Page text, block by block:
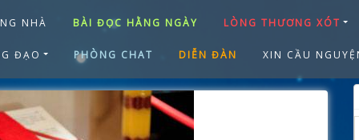
NHÀ BÀI ĐỌC HẰNG NGÀY LÒNG THƯƠNG XÓT
ĐẠO PHÒNG CHAT DIỄN ĐÀN XIN CẦU